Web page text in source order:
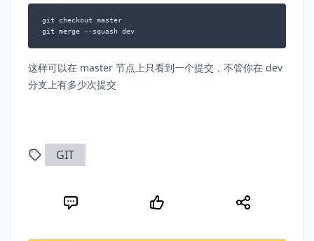
git checkout master
git merge --squash dev
这样可以在 master 节点上只看到一个提交，不管你在 dev
分支上有多少次提交
GIT